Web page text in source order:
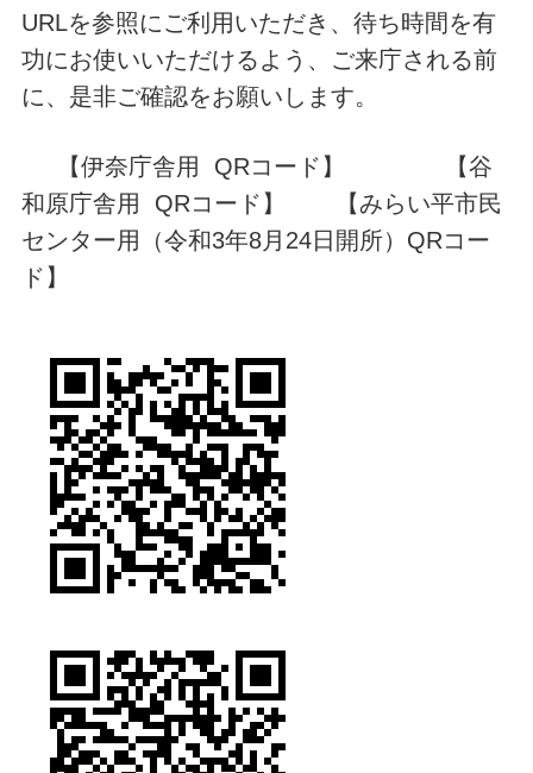
URLを参照にご利用いただき、待ち時間を有
功にお使いいただけるよう、ご来庁される前
に、是非ご確認をお願いします。
【伊奈庁舎用 QRコード】 【谷
和原庁舎用 QRコード】 【みらい平市民
センター用（令和3年8月24日開所）QRコー
ド】